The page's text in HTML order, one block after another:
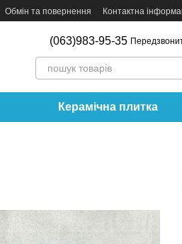
Обмін та повернення Контактна
(063)983-95-35
Керамічна плитка